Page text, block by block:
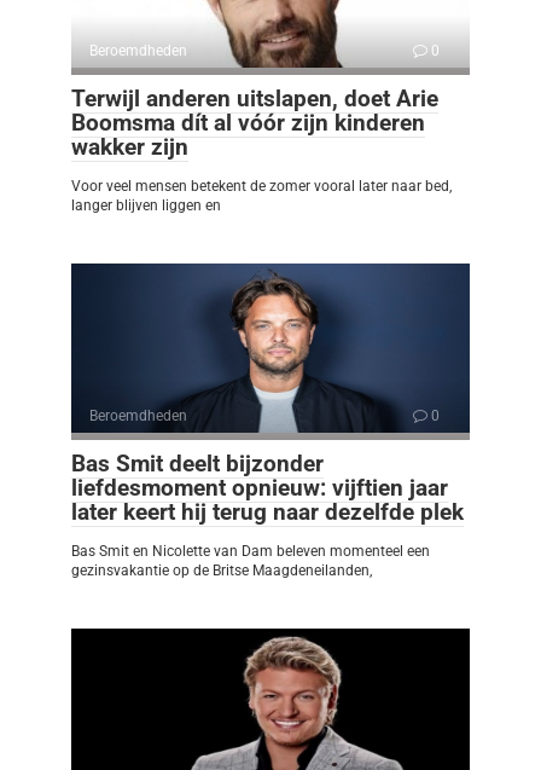
Beroemdheden 0
Terwijl anderen uitslapen, doet Arie
Boomsma dít al vóór zijn kinderen
wakker zijn
Voor veel mensen betekent de zomer vooral later naar bed,
langer blijven liggen en
Beroemdheden 0
Bas Smit deelt bijzonder
liefdesmoment opnieuw: vijftien jaar
later keert hij terug naar dezelfde plek
Bas Smit en Nicolette van Dam beleven momenteel een
gezinsvakantie op de Britse Maagdeneilanden,